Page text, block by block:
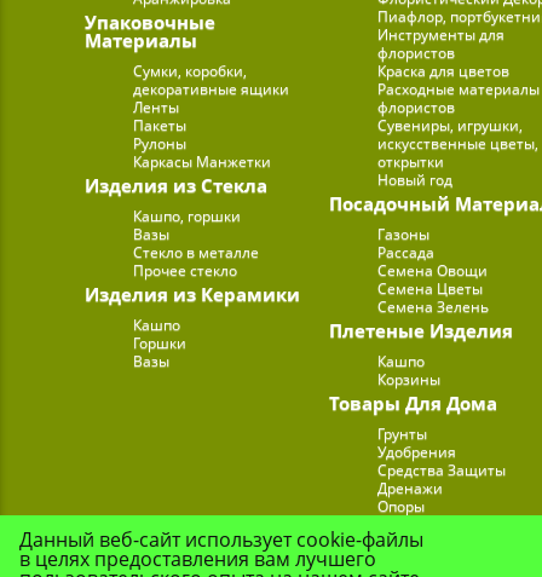
Упаковочные
Материалы
Сумки, коробки,
декоративные ящики
Ленты
Пакеты
Рулоны
Каркасы Манжетки
Изделия из Стекла
Кашпо, горшки
Вазы
Стекло в металле
Прочее стекло
Изделия из Керамики
Кашпо
Горшки
Вазы
Пиафлор,
Инструменты для
флористов
Краска для цветов
Расходные
флористов
Сувениры, игрушки,
искусственные цветы,
открытки
Новый год
Посадочный
Газоны
Рассада
Семена Овощи
Семена Цветы
Семена Зелень
Плетеные Изделия
Кашпо
Корзины
Товары Для Дома
Грунты
Удобрения
Средства Защиты
Дренажи
Опоры
Подставки для Цветов
Данный веб-сайт использует cookie-файлы
в целях предоставления вам лучшего